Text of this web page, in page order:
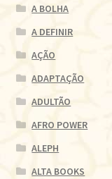
A BOLHA
A DEFINIR
AÇÃO
ADAPTAÇÃO
ADULTÃO
AFRO POWER
ALEPH
ALTA BOOKS